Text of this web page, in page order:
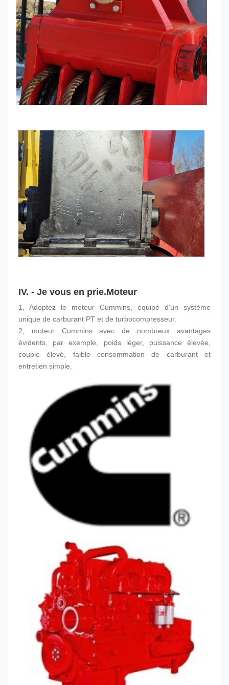
IV. - Je vous en prie.Moteur
1, Adoptez le moteur Cummins, équipé d'un système
unique de carburant PT et de turbocompresseur.
2, moteur Cummins avec de nombreux avantages
évidents, par exemple, poids léger, puissance élevée,
couple élevé, faible consommation de carburant et
entretien simple.